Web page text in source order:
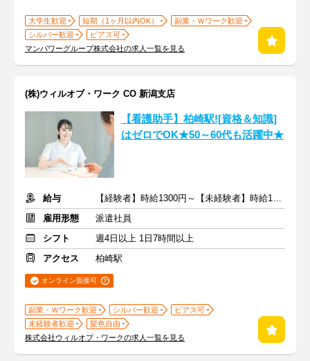
大学生歓迎 短期（1ヶ月以内OK）
副業・Ｗワーク歓迎
シルバー歓迎
ピアス可
マンパワーグループ株式会社の求人一覧を見る
(株)ウィルオブ・ワーク CO 新潟支店
【看護助手】柏崎駅![資格＆知識]
はゼロでOK★50～60代も活躍中★
給与
【経験者】時給1300円～【未経験者】時給1200円～ ＋交通費
雇用形態
派遣社員
シフト
週4日以上 1日7時間以上
アクセス
柏崎駅
オンライン面接可
副業・Ｗワーク歓迎 シルバー歓迎
ピアス可
未経験者歓迎
髪色自由
株式会社ウィルオブ・ワークの求人一覧を見る